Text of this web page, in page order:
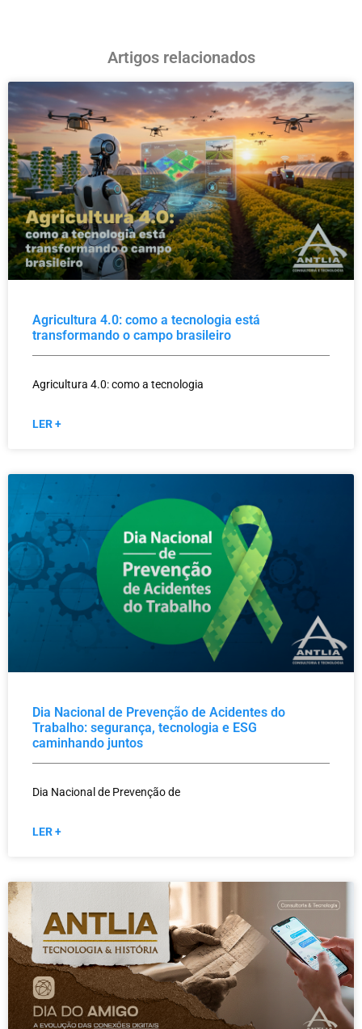
Artigos relacionados
Agricultura 4.0: como a tecnologia está
transformando o campo brasileiro
Agricultura 4.0: como a tecnologia
LER +
Dia Nacional de Prevenção de Acidentes do
Trabalho: segurança, tecnologia e ESG
caminhando juntos
Dia Nacional de Prevenção de
LER +